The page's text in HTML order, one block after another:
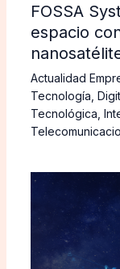
FOSSA
espacio
Actualidad
Tecnología
Tecnológica